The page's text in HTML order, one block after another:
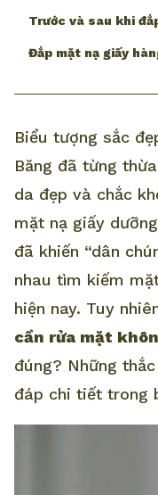
Trước và sau khi
Đắp mặt nạ giấy
Biểu tượng sắc
Băng đã từng
da đẹp và chắc
mặt nạ giấy
đã khiến “dân
nhau tìm kiếm
hiện nay. Tuy
cần rửa mặt
đúng? Những
đáp chi tiết trong